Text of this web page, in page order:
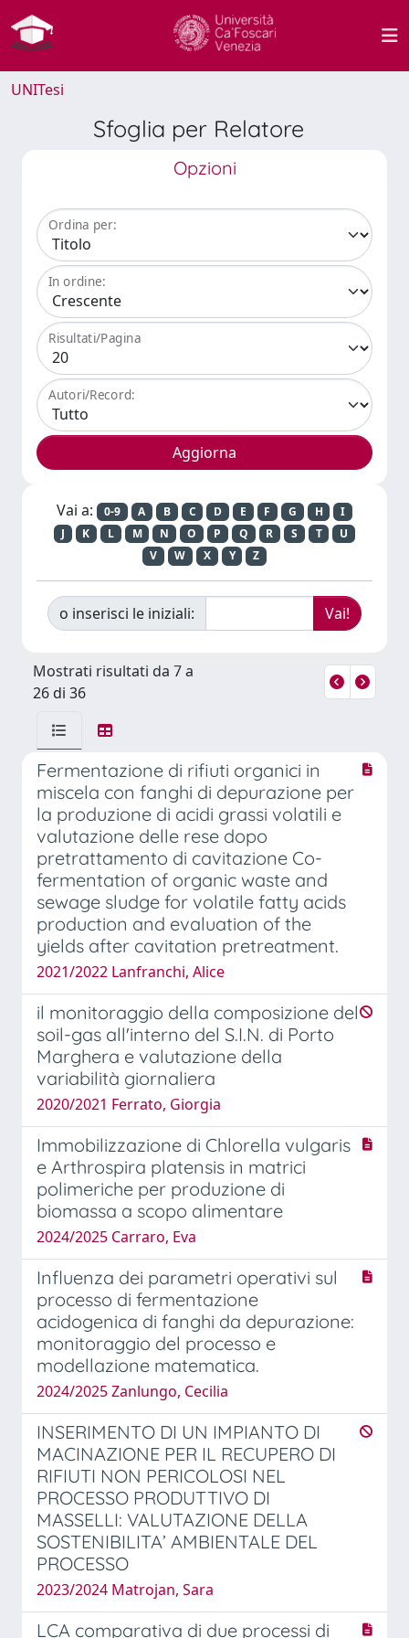
UNITesi
Sfoglia per Relatore
Opzioni
Ordina per:
In ordine:
Risultati/Pagina
Autori/Record:
Vai a: 0-9 A B C D E F G H
I
J
K L M N O P Q R S T
U
V
W X Y Z
o inserisci le iniziali:
Mostrati risultati da 7 a
26 di 36
Fermentazione di rifiuti organici in
miscela con fanghi di depurazione per
la produzione di acidi grassi volatili e
valutazione delle rese dopo
pretrattamento di cavitazione Co-
fermentation of organic waste and
sewage sludge for volatile fatty acids
production and evaluation of the
yields after cavitation pretreatment.
2021/2022 Lanfranchi, Alice
il monitoraggio della composizione del
soil-gas all'interno del S.I.N. di Porto
Marghera e valutazione della
variabilità giornaliera
2020/2021 Ferrato, Giorgia
Immobilizzazione di Chlorella vulgaris
e Arthrospira platensis in matrici
polimeriche per produzione di
biomassa a scopo alimentare
2024/2025 Carraro, Eva
Influenza dei parametri operativi sul
processo di fermentazione
acidogenica di fanghi da depurazione:
monitoraggio del processo e
modellazione matematica.
2024/2025 Zanlungo, Cecilia
INSERIMENTO DI UN IMPIANTO DI
MACINAZIONE PER IL RECUPERO DI
RIFIUTI NON PERICOLOSI NEL
PROCESSO PRODUTTIVO DI
MASSELLI: VALUTAZIONE DELLA
SOSTENIBILITA’ AMBIENTALE DEL
PROCESSO
2023/2024 Matrojan, Sara
LCA comparativa di due processi di